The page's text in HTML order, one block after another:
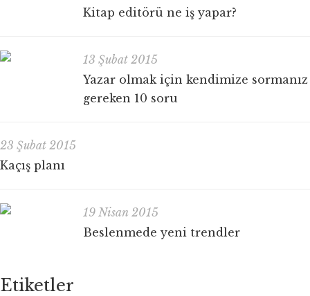
Kitap editörü ne iş yapar?
13 Şubat 2015
Yazar olmak için kendimize sormanız
gereken 10 soru
23 Şubat 2015
Kaçış planı
19 Nisan 2015
Beslenmede yeni trendler
Etiketler